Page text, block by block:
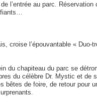
l’entrée au parc.
croise l’épouvantable « Duo-
du chapiteau du parc se
du célèbre Dr. Mystic et de
bêtes de foire, de retour pour